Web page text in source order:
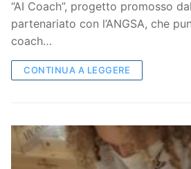
“AI Coach”, progetto promosso
partenariato con l’ANGSA, che
coach…
CONTINUA A LEGGERE